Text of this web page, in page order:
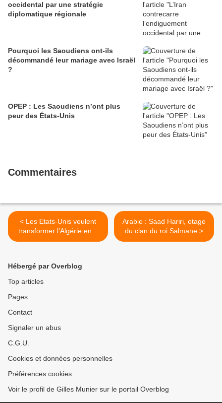
occidental par une stratégie
diplomatique régionale
Pourquoi les Saoudiens ont-ils
décommandé leur mariage avec Israël
?
OPEP : Les Saoudiens n’ont plus
peur des États-Unis
Commentaires
< Les Etats-Unis veulent
transformer l’Algérie en «
Pakistan » de l’Afrique du
Arabie : Saad Hariri, otage
du clan du roi Salmane >
Hébergé par Overblog
Top articles
Pages
Contact
Signaler un abus
C.G.U.
Cookies et données personnelles
Préférences cookies
Voir le profil de Gilles Munier sur le portail Overblog